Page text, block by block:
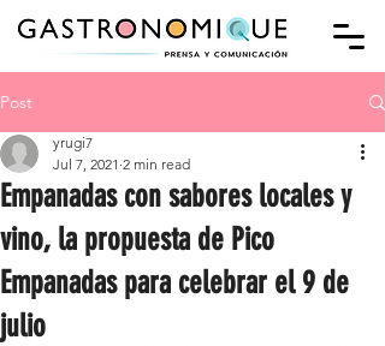
Post
Empanadas con sabores locales y
vino, la propuesta de Pico
Empanadas para celebrar el 9 de
julio
yrugi7
Jul 7, 2021 2 min read